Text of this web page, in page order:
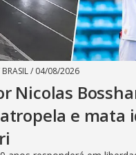
/ 04/08/2026
Nicolas
e mata